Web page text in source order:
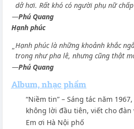
dở hơi. Rất khó có người phụ nữ
—Phú Quang
Hạnh phúc
“
Hạnh phúc là những khoảnh khắc
trong như pha lê, nhưng cũng thật
—Phú Quang
Album, nhạc phẩm
“Niềm tin” – Sáng tác năm
không lời đầu tiên, viết cho đàn
Em ơi Hà Nội phố